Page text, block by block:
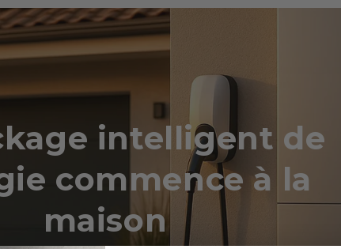
intelligent de
commence à la
maison